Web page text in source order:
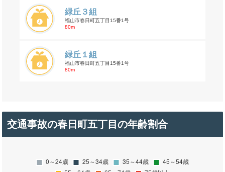
緑丘３組
福山市春日町五丁目15番1号
80m
緑丘１組
福山市春日町五丁目15番1号
80m
交通事故の春日町五丁目の年齢割合